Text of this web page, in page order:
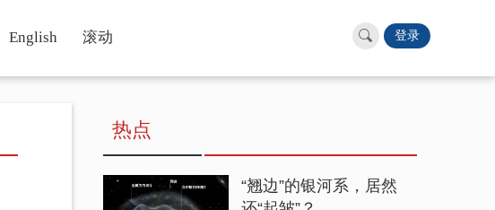
English 滚动 登录
热点
“翘边”的银河系，居然